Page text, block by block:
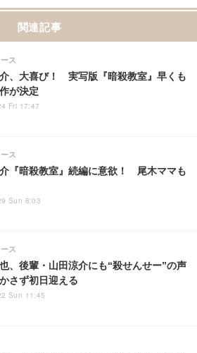
関連記事
、大喜び！ 実写版『暗殺教室』早くも
が決定
ス
Fri 17:47
『暗殺教室』続編に意欲！ 尾木ママも
ス
Sun 8:03
、後輩・山田涼介にも“殺せんせー”の声
さず初日迎える
ス
Sun 11:45